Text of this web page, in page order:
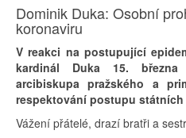
Dominik Duka: Osobní
koronaviru
V reakci na postupující
kardinál Duka 15.
arcibiskupa pražského a
respektování postupu státních
Vážení přátelé, drazí bratři a